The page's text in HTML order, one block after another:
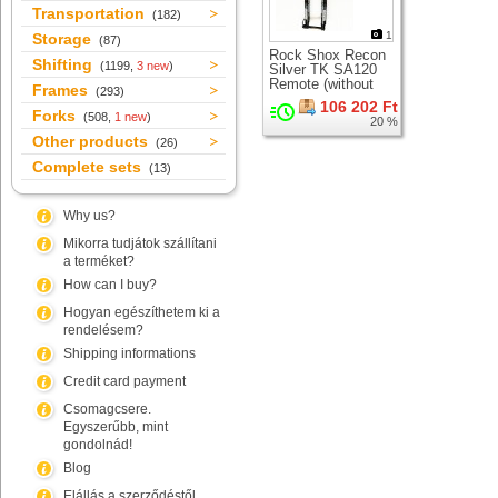
Transportation (182)
Storage (87)
Shifting (1199, 3 new)
Frames (293)
Forks (508, 1 new)
Other products (26)
Complete sets (13)
Why us?
Mikorra tudjátok szállítani
a terméket?
How can I buy?
Hogyan egészíthetem ki a
rendelésem?
Shipping informations
Credit card payment
Csomagcsere.
Egyszerűbb, mint
gondolnád!
Blog
1
Rock Shox Recon
Silver TK SA120
Remote (without
LO lever)
suspension fork for
106 202 Ft
20 %